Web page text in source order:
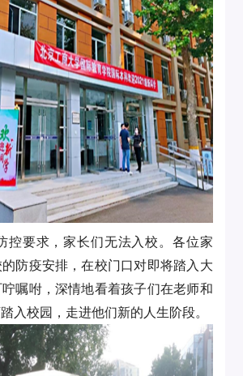
控要求，家长们无法入校。各位家
防疫安排，在校门口对即将踏入大
嘱咐，深情地看着孩子们在老师和
入校园，走进他们新的人生阶段。